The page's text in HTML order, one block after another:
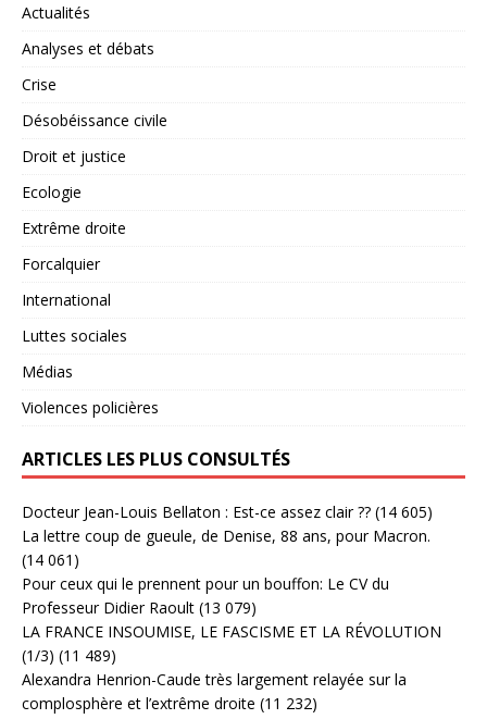
Actualités
Analyses et débats
Crise
Désobéissance civile
Droit et justice
Ecologie
Extrême droite
Forcalquier
International
Luttes sociales
Médias
Violences policières
ARTICLES LES PLUS CONSULTÉS
Docteur Jean-Louis Bellaton : Est-ce assez clair ?? (14 605)
La lettre coup de gueule, de Denise, 88 ans, pour Macron.
(14 061)
Pour ceux qui le prennent pour un bouffon: Le CV du
Professeur Didier Raoult (13 079)
LA FRANCE INSOUMISE, LE FASCISME ET LA RÉVOLUTION
(1/3) (11 489)
Alexandra Henrion-Caude très largement relayée sur la
complosphère et l’extrême droite (11 232)